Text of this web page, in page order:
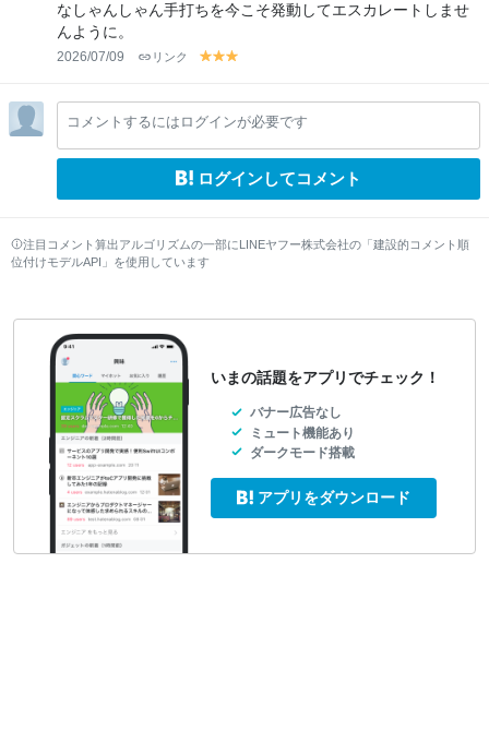
なしゃんしゃん手打ちを今こそ発動してエスカレートしませ
んように。
2026/07/09 リンク
y
lo
w
y
lo
w
lo
w
コメントするにはログインが必要です
ログインしてコメント
注目コメント算出アルゴリズムの一部にLINEヤフー株式会社の「建設的コメント順
位付けモデルAPI」を使用しています
いまの話題をアプリでチェック！
バナー広告なし
ミュート機能あり
ダークモード搭載
アプリをダウンロード